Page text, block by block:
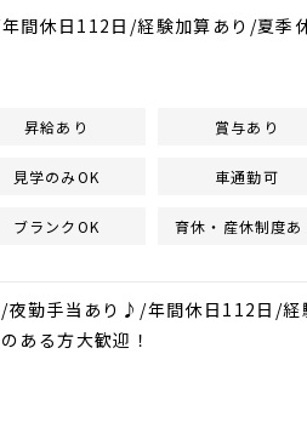
休日112日/経験加算あり/夏季
昇給あり 賞与あり
見学のみOK 車通勤可
ブランクOK 育休・産休制度あ
勤手当あり♪/年間休日112日/経
ある方大歓迎！